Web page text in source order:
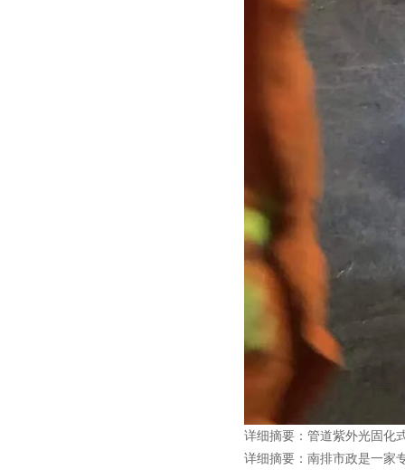
详细摘要：管道紫外光固化
详细摘要：南排市政是一家